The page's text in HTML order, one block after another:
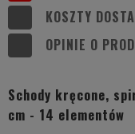
KOSZTY
OPINIE O
Schody kręcone,
cm - 14 elementów